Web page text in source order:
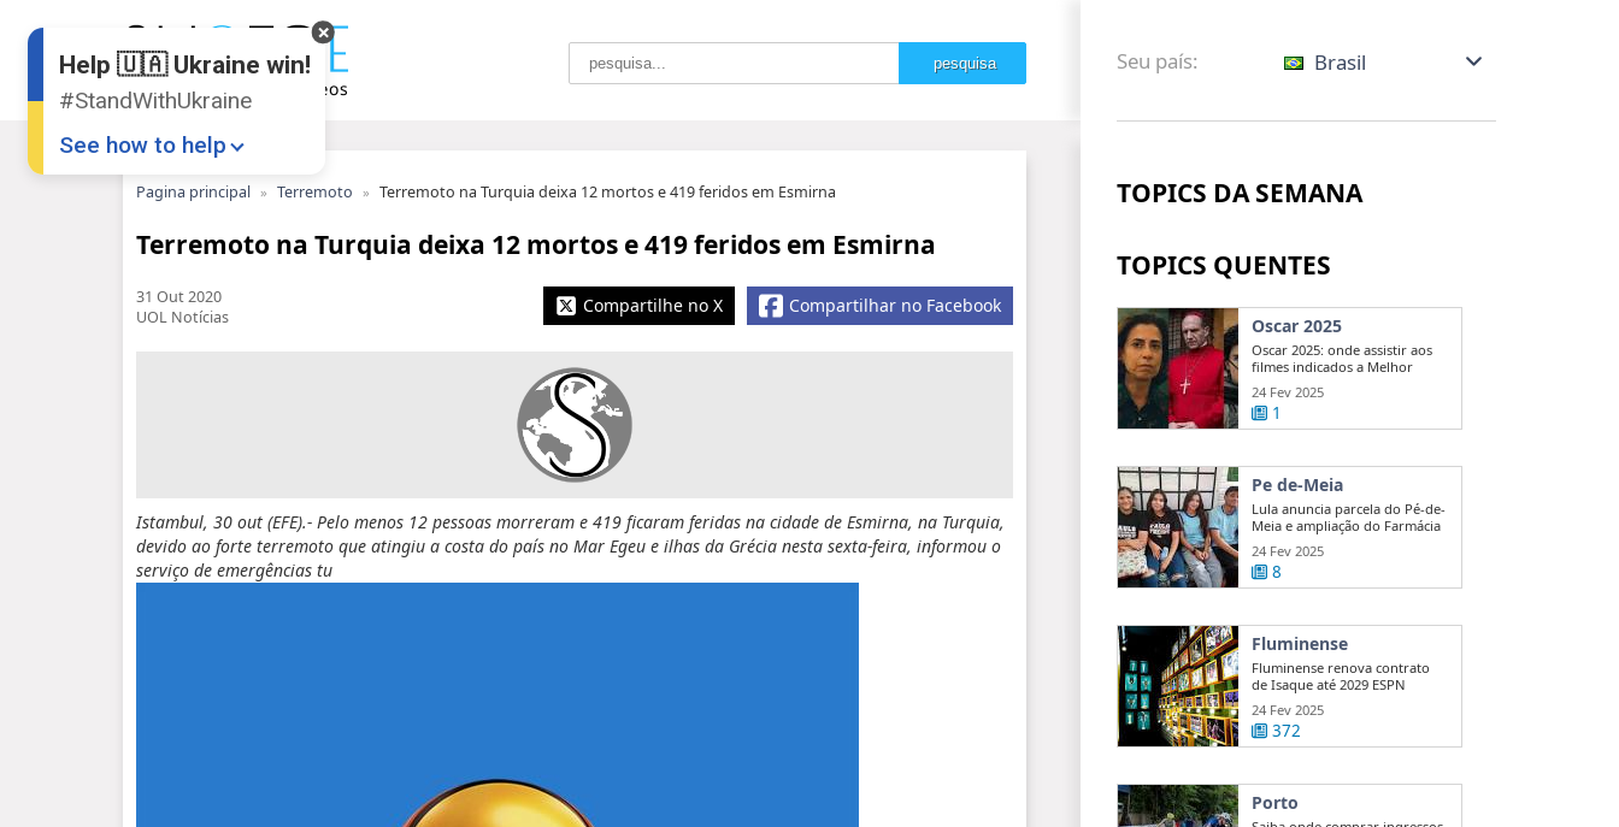
Seu país: Brasil
Pagina principal Terremoto Terremoto na Turquia deixa 12 mortos e 419 feridos em Esmirna
Terremoto na Turquia deixa 12 mortos e 419 feridos em Esmirna
31 Out 2020
UOL Notícias
Compartilhar no Facebook
Compartilhe no X
Istambul, 30 out (EFE).- Pelo menos 12 pessoas morreram e 419 ficaram feridas na cidade de Esmirna, na Turquia,
devido ao forte terremoto que atingiu a costa do país no Mar Egeu e ilhas da Grécia nesta sexta-feira, informou o
serviço de emergências tu
TOPICS DA SEMANA
TOPICS QUENTES
Oscar 2025
Oscar 2025: onde assistir aos
filmes indicados a Melhor
Direção?
24 Fev 2025
1
Pe de-Meia
Lula anuncia parcela do Pé-de-
Meia e ampliação do Farmácia
...24 Fev 2025
8
Fluminense
Fluminense renova contrato
de Isaque até 2029 ESPN
24 Fev 2025
372
Porto
Help 🇺🇦 Ukraine win!
#StandWithUkraine
See how to help